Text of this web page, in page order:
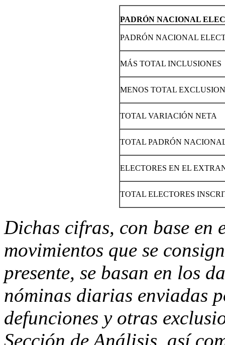
PADRÓN NACIONAL
PADRÓN NACIONAL
MÁS TOTAL INCLUSIONES
MENOS TOTAL
TOTAL VARIACIÓN NETA
TOTAL PADRÓN
ELECTORES EN EL
TOTAL ELECTORES
Dichas cifras, con base en
movimientos que se
presente, se basan en los
nóminas diarias enviadas
defunciones y otras
Sección de Análisis, así